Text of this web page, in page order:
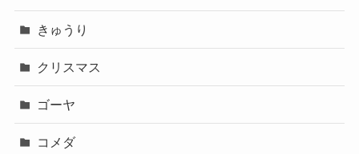
きゅうり
クリスマス
ゴーヤ
コメダ